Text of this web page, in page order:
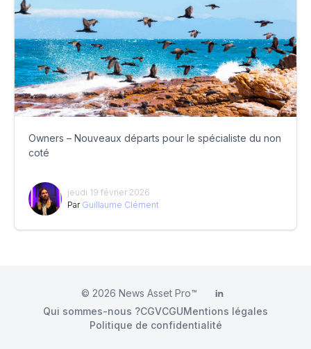
Owners – Nouveaux départs pour le spécialiste du non
coté
jeudi 19 février 2026
Par Guillaume Clément
© 2026 News Asset Pro™ LinkedIn
Qui sommes-nous ?CGVCGUMentions légales
Politique de confidentialité